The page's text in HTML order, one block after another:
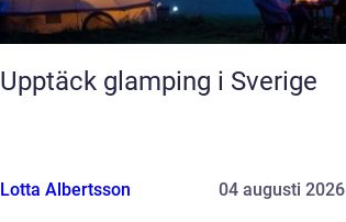
Upptäck glamping i Sverige
Lotta Albertsson 04 augusti 2026